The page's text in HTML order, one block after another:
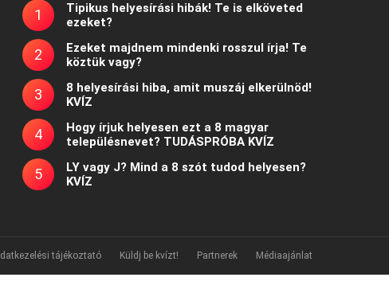
Tipikus helyesírási hibák! Te is elköveted
ezeket?
Ezeket majdnem mindenki rosszul írja! Te
köztük vagy?
8 helyesírási hiba, amit muszáj elkerülnöd!
KVÍZ
Hogy írjuk helyesen ezt a 8 magyar
településnevet? TUDÁSPRÓBA KVÍZ
LY vagy J? Mind a 8 szót tudod helyesen?
KVÍZ
tájékoztató Küldj be kvízt! Partnerek Médiaajánlat